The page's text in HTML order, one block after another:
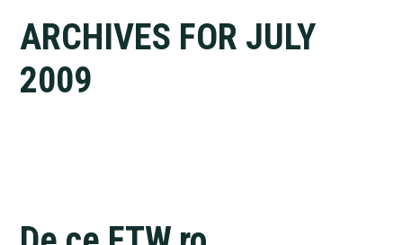
ARCHIVES FOR JULY
2009